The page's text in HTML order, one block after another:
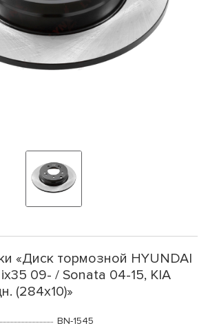
«Диск тормозной HYUNDAI
09- / Sonata 04-15, KIA
(284x10)»
BN-1545